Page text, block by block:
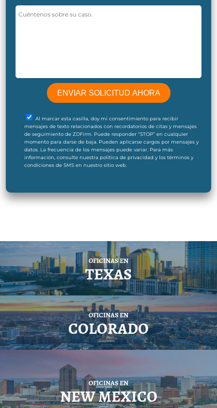
Al marcar esta casilla, doy mi consentimiento para recibir
mensajes de texto relacionados con recordatorios de citas y mensajes
de seguimiento de ZDFirm. Puede responder “STOP” en cualquier
momento para darse de baja. Pueden aplicarse cargos por mensajes y
datos. La frecuencia de los mensajes puede variar. Para más
información, consulte nuestra política de privacidad y los términos y
condiciones de SMS en nuestro sitio web.
OFICINAS EN
TEXAS
OFICINAS EN
COLORADO
OFICINAS EN
NEW MEXICO